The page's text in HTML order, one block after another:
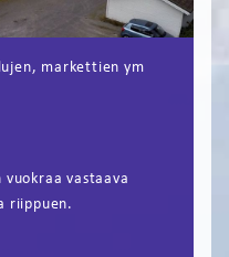
markettien ym
vuokraa vastaava
riippuen.